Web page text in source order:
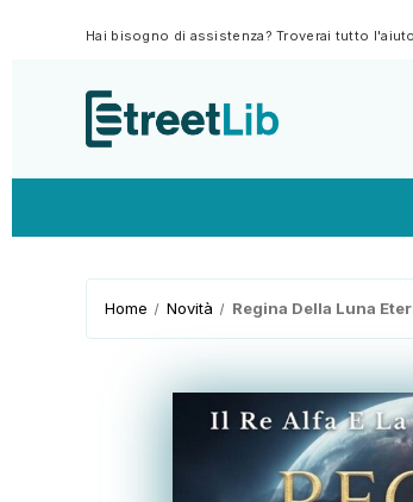
Hai bisogno di assistenza? Troverai tutto
Home Novità Regina Della Luna